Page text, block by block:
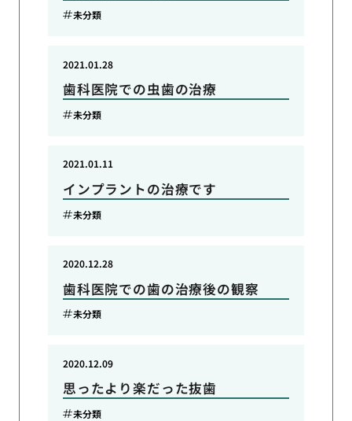
未分類
歯科医院での虫歯の治療
2021.01.28
未分類
インプラントの治療です
2021.01.11
未分類
歯科医院での歯の治療後の観察
2020.12.28
未分類
思ったより楽だった抜歯
2020.12.09
未分類